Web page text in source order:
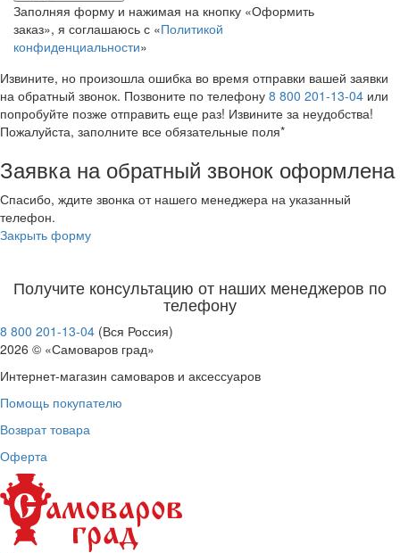
Заполняя форму и нажимая на кнопку «Оформить
заказ», я соглашаюсь с «Политикой
конфиденциальности»
Извините, но произошла ошибка во время отправки вашей заявки
на обратный звонок. Позвоните по телефону 8 800 201-13-04 или
попробуйте позже отправить еще раз! Извините за неудобства!
Пожалуйста, заполните все обязательные поля*
Заявка на обратный звонок оформлена
Спасибо, ждите звонка от нашего менеджера на указанный
телефон.
Закрыть форму
Получите консультацию от наших менеджеров по
телефону
8 800 201-13-04 (Вся Россия)
2026 © «Самоваров град»
Интернет-магазин самоваров и аксессуаров
Помощь покупателю
Возврат товара
Оферта